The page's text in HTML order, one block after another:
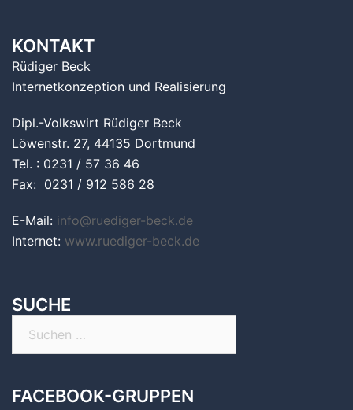
KONTAKT
Rüdiger Beck
Internetkonzeption und Realisierung
Dipl.-Volkswirt Rüdiger Beck
Löwenstr. 27, 44135 Dortmund
Tel. : 0231 / 57 36 46
Fax: 0231 / 912 586 28
E-Mail: info@ruediger-beck.de
Internet: www.ruediger-beck.de
SUCHE
FACEBOOK-GRUPPEN